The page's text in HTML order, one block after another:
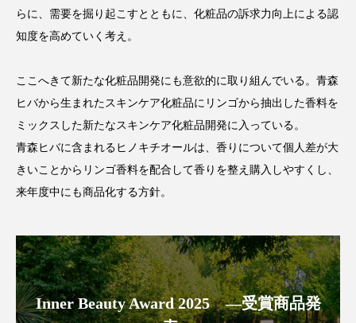
スマートリング
ソーシャルウェルネス ソーシャルコマース
タンパク質 ディープクレンジング
デジタルデトックス
ナイトプロテイン ナイトルーティン 金木犀
パーソナライズ バーチャルメイク
らに、需要を掘り起こすとともに、化粧品の訴求力向上による認
知度を高めていく考え。
ここへきて新たな化粧品開発にも意欲的に取り組んでいる。青森
ヒバから生まれたスキンケア化粧品にリンゴから抽出した香料を
ミックスした新たなスキンケア化粧品開発に入っている。
青森ヒバに含まれるヒノキチオールは、香りについて個人差が大
きいことからリンゴ香料を配合して香りを整え購入しやすくし、
来年度中にも商品化する方針。
Inner Beauty Award 2025 ―受賞商品発